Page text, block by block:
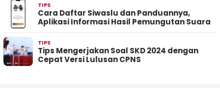
TIPS
Cara Daftar Siwaslu dan Panduannya,
Aplikasi Informasi Hasil Pemungutan Suara
TIPS
Tips Mengerjakan Soal SKD 2024 dengan
Cepat Versi Lulusan CPNS